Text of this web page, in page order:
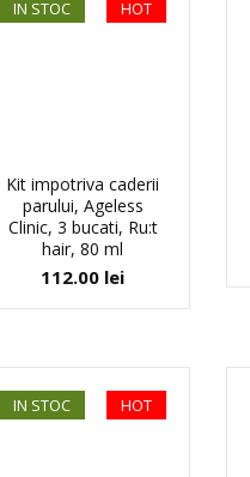
HOT
IN STOC
Kit impotriva caderii
parului, Ageless
Clinic, 3 bucati, Ru:t
hair, 80 ml
112.00 lei
HOT
IN STOC